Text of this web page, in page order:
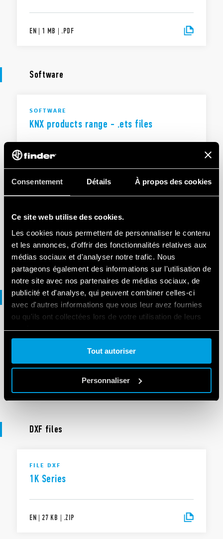
Consentement Détails À propos des cookies
Ce site web utilise des cookies.
Les cookies nous permettent de personnaliser le contenu
et les annonces, d'offrir des fonctionnalités relatives aux
médias sociaux et d'analyser notre trafic. Nous
partageons également des informations sur l'utilisation de
notre site avec nos partenaires de médias sociaux, de
publicité et d'analyse, qui peuvent combiner celles-ci
avec d'autres informations que vous leur avez fournies
ou qu'ils ont collectées lors de votre utilisation de leurs
services.
Tout autoriser
Personnaliser
EN | 1 MB | .PDF
Software
SOFTWARE
KNX products range - .ets files
1K Series - .ets
253 KB ZIP
3D files
FICHIERS 3D
DXF files
FILE DXF
1K Series
EN | 27 KB | .ZIP